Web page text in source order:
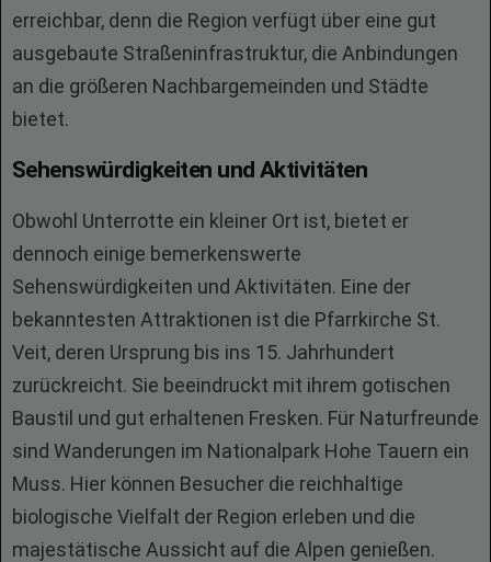
erreichbar, denn die Region verfügt über eine gut
ausgebaute Straßeninfrastruktur, die Anbindungen
an die größeren Nachbargemeinden und Städte
bietet.
Sehenswürdigkeiten und Aktivitäten
Obwohl Unterrotte ein kleiner Ort ist, bietet er
dennoch einige bemerkenswerte
Sehenswürdigkeiten und Aktivitäten. Eine der
bekanntesten Attraktionen ist die Pfarrkirche St.
Veit, deren Ursprung bis ins 15. Jahrhundert
zurückreicht. Sie beeindruckt mit ihrem gotischen
Baustil und gut erhaltenen Fresken. Für Naturfreunde
sind Wanderungen im Nationalpark Hohe Tauern ein
Muss. Hier können Besucher die reichhaltige
biologische Vielfalt der Region erleben und die
majestätische Aussicht auf die Alpen genießen.